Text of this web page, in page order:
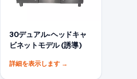
30デュアル-ヘッドキャ
ビネットモデル (誘導)
詳細を表示します →